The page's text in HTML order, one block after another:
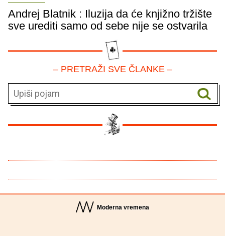
Andrej Blatnik : Iluzija da će knjižno tržište
sve urediti samo od sebe nije se ostvarila
– PRETRAŽI SVE ČLANKE –
Moderna vremena